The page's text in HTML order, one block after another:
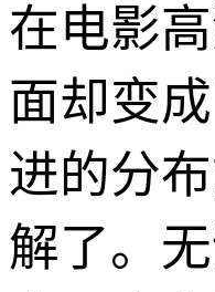
在电影
面却变
进的分
解了。